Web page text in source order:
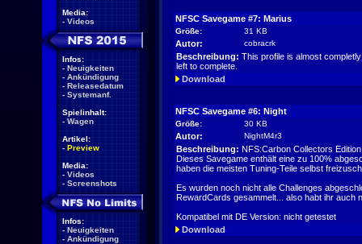
Media:
- Videos
Infos:
- Neuigkeiten
- Ankündigung
- Releasedatum
- Systemanf.
Spielinhalt:
- Wagen
Artikel:
- Preview
Media:
- Videos
- Screenshots
Infos:
- Neuigkeiten
- Ankündigung
NFSC Savegame #7: Marius
Größe: 31 KB
Autor: cobracrk
Beschreibung: This profile is almost
left to complete.
Download
NFSC Savegame #6: Night
Größe: 30 KB
Autor: NightM4r3
Beschreibung: NFS:Carbon Collectors
Dieses Savegame enthält eine zu 100%
haben die meisten Tuning-Teile selbst
Es wurden noch nicht alle Challenges
RewardCards gesammelt... also habt ihr auch
Kompatibel mit DE Version: nicht getestet
Download